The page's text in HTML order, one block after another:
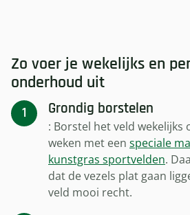
Zo voer je wekelijks en
onderhoud uit
Grondig borstelen
: Borstel het veld wekelijks
weken met een speciale
kunstgras sportvelden.
dat de vezels plat gaan
veld mooi recht.